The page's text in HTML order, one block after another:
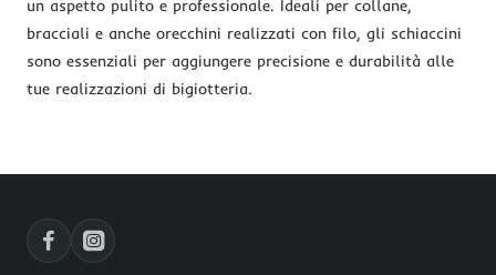
un aspetto pulito e professionale. Ideali per collane,
bracciali e anche orecchini realizzati con filo, gli schiaccini
sono essenziali per aggiungere precisione e durabilità alle
tue realizzazioni di bigiotteria.